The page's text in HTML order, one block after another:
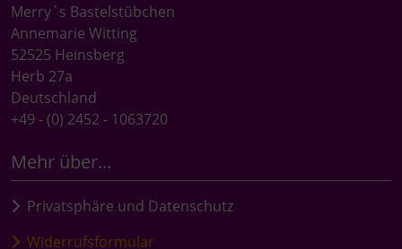
Merry`s Bastelstübchen
Annemarie Witting
52525 Heinsberg
Herb 27a
Deutschland
+49 - (0) 2452 - 1063720
Mehr über...
Privatsphäre und Datenschutz
Widerrufsformular